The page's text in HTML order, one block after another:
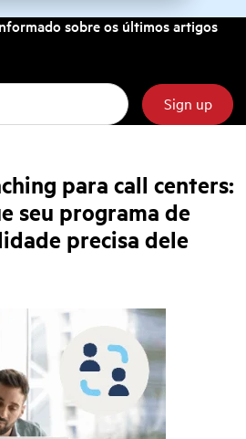
sobre os últimos artigos
para call centers:
seu programa de
precisa dele